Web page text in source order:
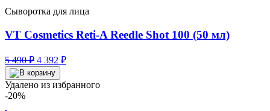
Сыворотка для лица
VT Cosmetics Reti-A Reedle Shot 100 (50 мл)
5 490₽ Первоначальная
цена
составляла
5
4 392 ₽Текущая
4
392 ₽.
Удалено из избранного
-20%